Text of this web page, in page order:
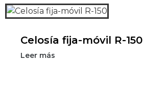
Celosía fija-móvil R-150
Leer más